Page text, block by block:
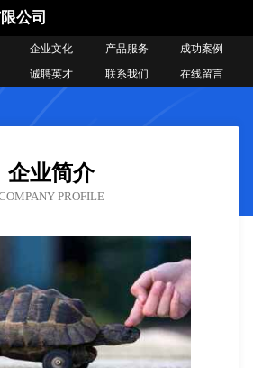
公司
企业文化 产品服务
成功案例
诚聘英才 联系我们 在线留言
企业简介
PROFILE